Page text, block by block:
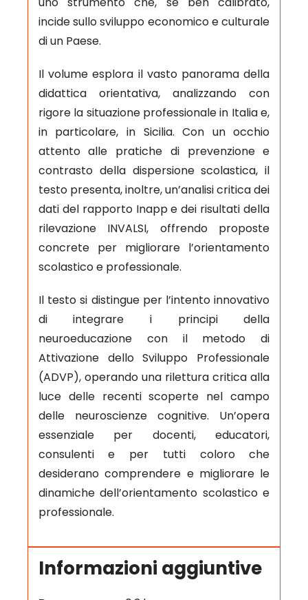
incide sullo sviluppo economico e culturale
di un Paese.
Il volume esplora il vasto panorama della
didattica orientativa, analizzando con
rigore la situazione professionale in Italia e,
in particolare, in Sicilia. Con un occhio
attento alle pratiche di prevenzione e
contrasto della dispersione scolastica, il
testo presenta, inoltre, un’analisi critica dei
dati del rapporto Inapp e dei risultati della
rilevazione INVALSI, offrendo proposte
concrete per migliorare l’orientamento
scolastico e professionale.
Il testo si distingue per l’intento innovativo
di integrare i principi della
neuroeducazione con il metodo di
Attivazione dello Sviluppo Professionale
(ADVP), operando una rilettura critica alla
luce delle recenti scoperte nel campo
delle neuroscienze cognitive. Un’opera
essenziale per docenti, educatori,
consulenti e per tutti coloro che
desiderano comprendere e migliorare le
dinamiche dell’orientamento scolastico e
professionale.
Informazioni aggiuntive